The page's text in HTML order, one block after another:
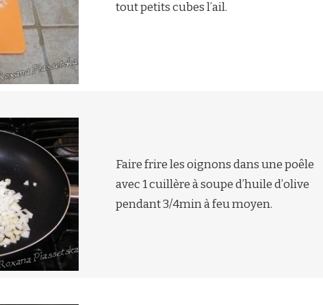
tout petits cubes l’ail.
Faire frire les oignons dans une poêle
avec 1 cuillère à soupe d’huile d’olive
pendant 3/4min à feu moyen.